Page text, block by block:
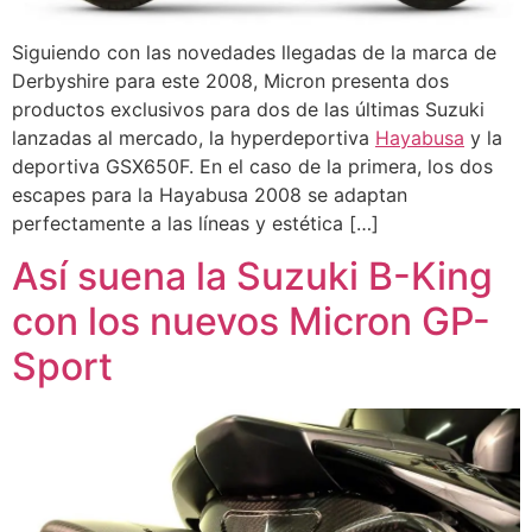
Siguiendo con las novedades llegadas de la marca de
Derbyshire para este 2008, Micron presenta dos
productos exclusivos para dos de las últimas Suzuki
lanzadas al mercado, la hyperdeportiva Hayabusa y la
deportiva GSX650F. En el caso de la primera, los dos
escapes para la Hayabusa 2008 se adaptan
perfectamente a las líneas y estética […]
Así suena la Suzuki B-King
con los nuevos Micron GP-
Sport